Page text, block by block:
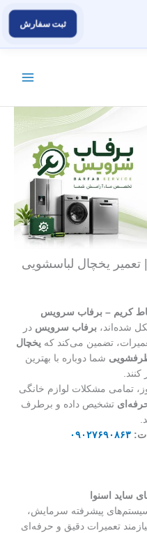
تعمیر یخچال لباسشویی
کریم – برفاب سرویس
شده‌اند، برفاب سرویس در
تضمین می‌کند که یخچال
شما دوباره با بهترین
تمامی مشکلات لوازم خانگی
تشخیص داده و برطرف
۰۹۰۲۷۶۹۰۸۶۳
ساید اسنوا
سیستم‌های پیشرفته سرمایش،
تعمیرات دقیق و حرفه‌ای
ثبت سفارش